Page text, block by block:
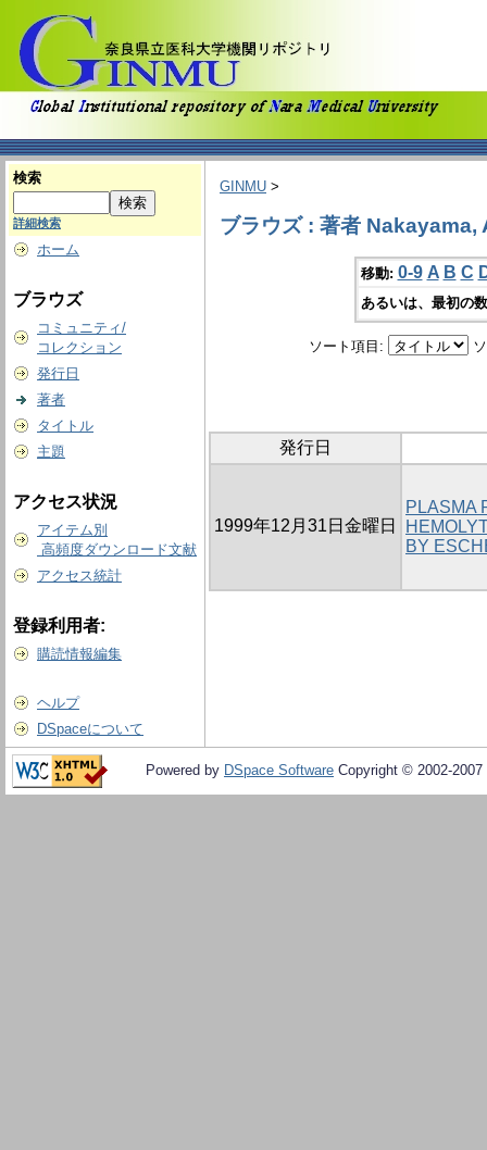
検索
詳細検索
ホーム
ブラウズ
コミュニティ/
コレクション
発行日
著者
タイトル
主題
アクセス状況
アイテム別
高頻度ダウンロード文献
アクセス統計
登録利用者:
購読情報編集
ヘルプ
DSpaceについて
GINMU >
ブラウズ : 著者 Nakayama,
移動: 0-9 A B C
あるいは、最初の
ソート項目:
発行日
1999年12月31日金曜日
PLASMA
BY
Powered by DSpace Software Copyright © 2002-2007